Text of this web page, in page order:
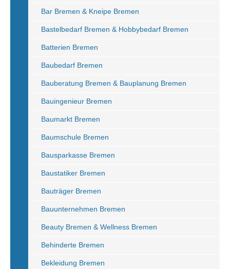
Bar Bremen & Kneipe Bremen
Bastelbedarf Bremen & Hobbybedarf Bremen
Batterien Bremen
Baubedarf Bremen
Bauberatung Bremen & Bauplanung Bremen
Bauingenieur Bremen
Baumarkt Bremen
Baumschule Bremen
Bausparkasse Bremen
Baustatiker Bremen
Bauträger Bremen
Bauunternehmen Bremen
Beauty Bremen & Wellness Bremen
Behinderte Bremen
Bekleidung Bremen